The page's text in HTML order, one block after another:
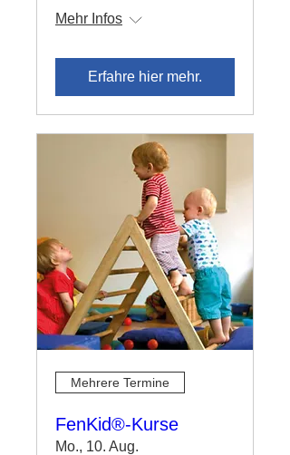
Mehr Infos
Erfahre hier mehr.
Mehrere Termine
FenKid®-Kurse
Mo., 10. Aug.